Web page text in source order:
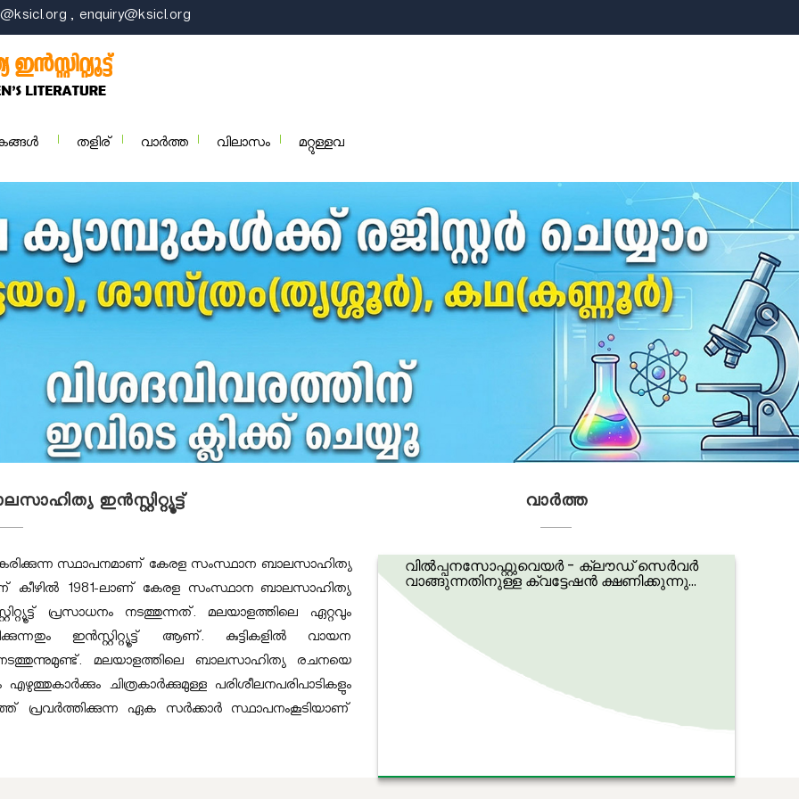
, enquiry@ksicl.org
തളിര് വാര്‍ത്ത വിലാസം മറ്റുള്ളവ
ഇന്‍സ്റ്റിറ്റ്യൂട്ട്
സ്ഥാപനമാണ് കേരള സംസ്ഥാന ബാലസാഹിത്യ
കീഴിൽ 1981-ലാണ് കേരള സംസ്ഥാന ബാലസാഹിത്യ
പ്രസാധനം നടത്തുന്നത്. മലയാളത്തിലെ ഏറ്റവും
ഇന്‍സ്റ്റിറ്റ്യൂട്ട് ആണ്. കുട്ടികളില്‍ വായന
നടത്തുന്നുമുണ്ട്. മലയാളത്തിലെ ബാലസാഹിത്യ രചനയെ
ചിത്രകാര്‍ക്കുമുള്ള പരിശീലനപരിപാടികളും
പ്രവര്‍ത്തിക്കുന്ന ഏക സര്‍ക്കാര്‍ സ്ഥാപനംകൂടിയാണ്
വാര്‍ത്ത
വിൽപ്പനസോഫ്റ്റുവെയർ - ക്ലൗഡ് സെർവർ
വാങ്ങുന്നതിനുള്ള ക്വട്ടേഷൻ ക്ഷണിക്കുന്നു...
വിൽപ്പനസോഫ്റ്റുവെയർ - ക്ലൗഡ് സെർവർ
വാങ്ങുന്നതിനുള്ള ക്വട്ടേഷൻ ക്ഷണിക്കുന്നു...